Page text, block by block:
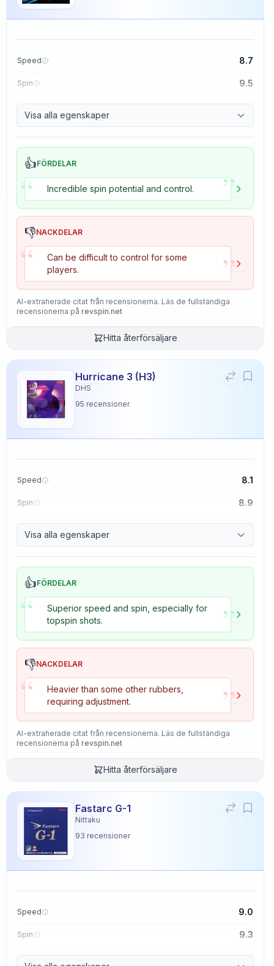
Speed 8.7
Spin 9.5
Control 8.6
Tackiness 2.3
Visa alla egenskaper
👍FÖRDELAR
“ Incredible spin potential and control. ”
👎NACKDELAR
“
Can be difficult to control for some
players.
”
AI-extraherade citat från recensionerna. Läs de fullständiga
recensionerna på revspin.net
Hitta återförsäljare
Hurricane 3 (H3)
DHS
95 recensioner
Speed 8.1
Spin 8.9
Control 8.7
Tackiness 8.2
Visa alla egenskaper
👍FÖRDELAR
“
Superior speed and spin, especially for
topspin shots.
”
👎NACKDELAR
“
Heavier than some other rubbers,
requiring adjustment.
”
AI-extraherade citat från recensionerna. Läs de fullständiga
recensionerna på revspin.net
Hitta återförsäljare
Fastarc G-1
Nittaku
93 recensioner
Speed 9.0
Spin 9.3
Control 9.1